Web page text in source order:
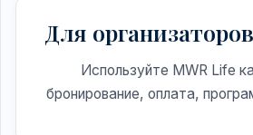
Для
Используйте MWR Life
бронирование, оплата,